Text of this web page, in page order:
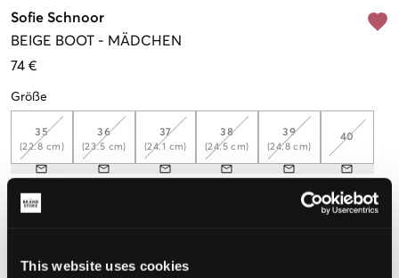
This website uses cookies
Sofie Schnoor
BEIGE BOOT - MÄDCHEN
74 €
Größe
35
(22.8 cm)
36
(23.5 cm)
37
(24.1 cm)
38
(24.5 cm)
39
(24.8 cm)
40
Miss deinen Fuß aus, um die richtige Größe zu wählen
Klein Perfekt